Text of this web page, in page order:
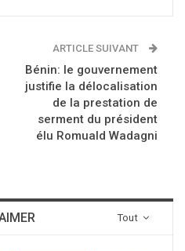
ARTICLE SUIVANT
Bénin: le gouvernement
justifie la délocalisation
de la prestation de
serment du président
élu Romuald Wadagni
Tout